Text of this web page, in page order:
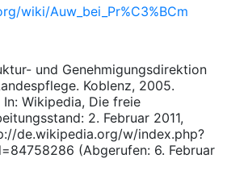
wiki/Auw_bei_Pr%C3%BCm
und Genehmigungsdirektion
Koblenz, 2005.
Wikipedia, Die freie
2. Februar 2011,
de.wikipedia.org/w/index.php?
(Abgerufen: 6. Februar